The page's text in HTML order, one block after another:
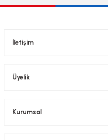
İletişim
Üyelik
Kurumsal